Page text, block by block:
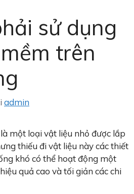
sử dụng
trên
admin
một loại vật liệu nhỏ được lắp
thiếu đi vật liệu này các thiết
khó có thể hoạt động một
quả cao và tối giản các chi